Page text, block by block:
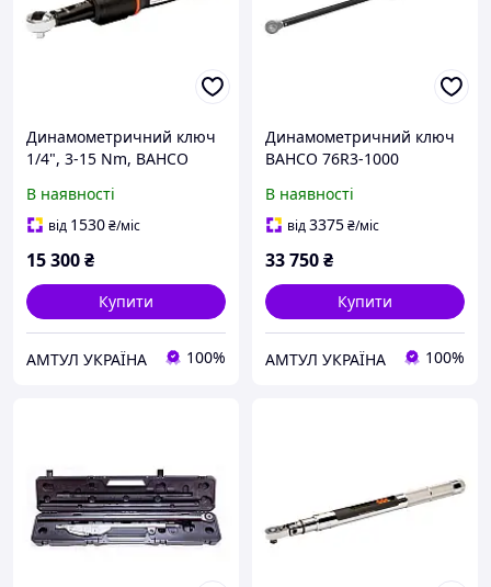
Динамометричний ключ
1/4", 3-15 Nm, BAHCO
В наявності
від 1530₴/міс
15 300₴
Купити
АМТУЛ УКРАЇНА 100%
Динамометричний ключ
BAHCO 76R3-1000
В наявності
від3375₴/міс
33 750₴
Купити
АМТУЛ УКРАЇНА 100%